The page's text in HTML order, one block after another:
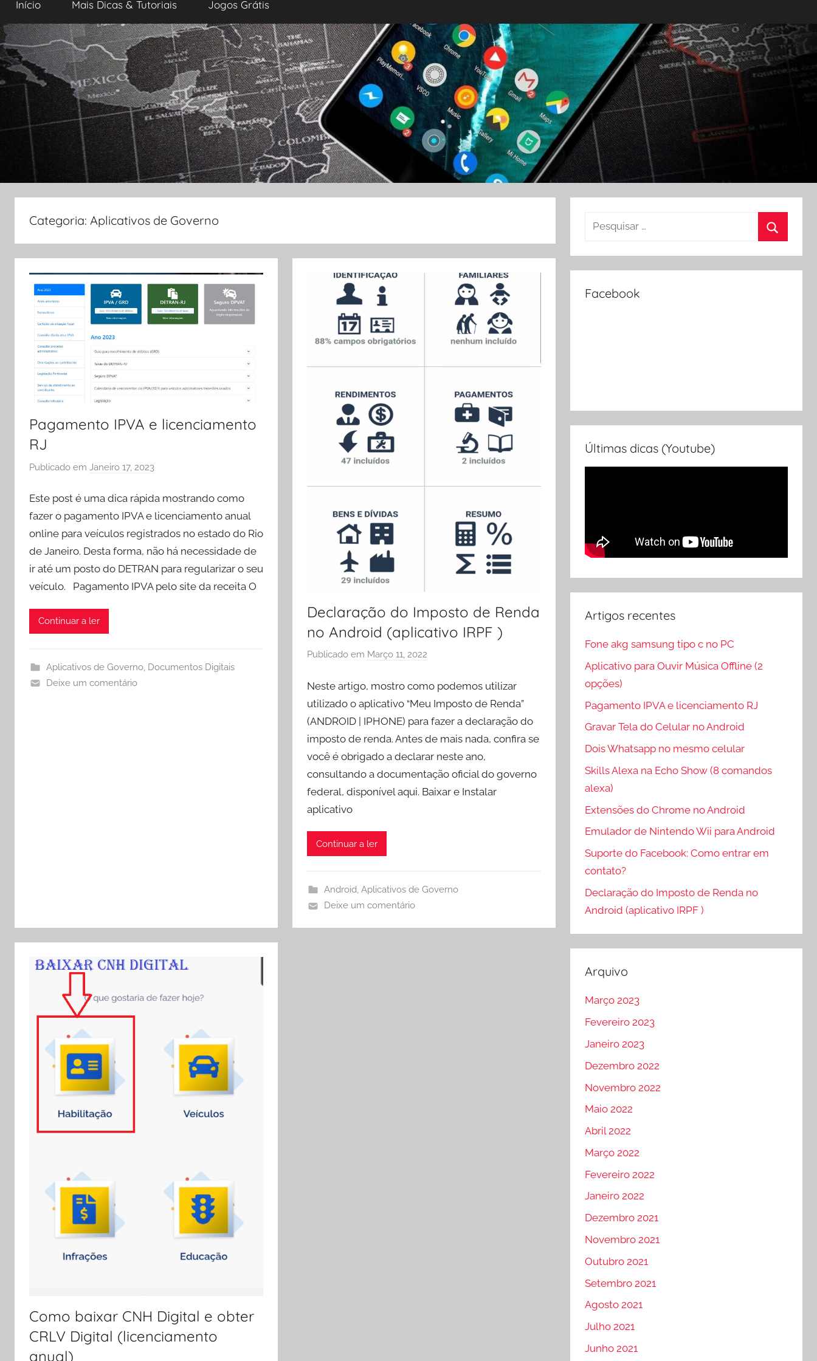
v
o
s
e
á
t
Início Mais Dicas & Tutoriais Jogos Grátis
Categoria: Aplicativos de Governo
Pagamento IPVA e licenciamento
RJ
Publicado em Janeiro 17, 2023
r
e
v
r
h
Este post é uma dica rápida mostrando como
fazer o pagamento IPVA e licenciamento anual
online para veículos registrados no estado do Rio
de Janeiro. Desta forma, não há necessidade de
ir até um posto do DETRAN para regularizar o seu
veículo. Pagamento IPVA pelo site da receita O
Continuar a ler
Aplicativos de Governo, Documentos Digitais
Deixe um comentário
Declaração do Imposto de Renda
no Android (aplicativo IRPF )
Publicado em Março 11, 2022
r
e
v
r
h
a
Neste artigo, mostro como podemos utilizar
utilizado o aplicativo “Meu Imposto de Renda”
(ANDROID | IPHONE) para fazer a declaração do
imposto de renda. Antes de mais nada, confira se
você é obrigado a declarar neste ano,
consultando a documentação oficial do governo
federal, disponível aqui. Baixar e Instalar
aplicativo
Continuar a ler
Android, Aplicativos de Governo
Deixe um comentário
Como baixar CNH Digital e obter
CRLV Digital (licenciamento
anual)
Facebook
Últimas dicas (Youtube)
Artigos recentes
Fone akg samsung tipo c no PC
Aplicativo para Ouvir Música Offline (2
opções)
Pagamento IPVA e licenciamento RJ
Gravar Tela do Celular no Android
Dois Whatsapp no mesmo celular
Skills Alexa na Echo Show (8 comandos
alexa)
Extensões do Chrome no Android
Emulador de Nintendo Wii para Android
Suporte do Facebook: Como entrar em
contato?
Declaração do Imposto de Renda no
Android (aplicativo IRPF )
Arquivo
Março 2023
Fevereiro 2023
Janeiro 2023
Dezembro 2022
Novembro 2022
Maio 2022
Abril 2022
Março 2022
Fevereiro 2022
Janeiro 2022
Dezembro 2021
Novembro 2021
Outubro 2021
Setembro 2021
Agosto 2021
Julho 2021
Junho 2021